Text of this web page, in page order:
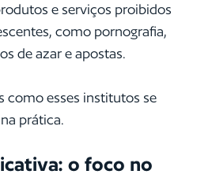
e serviços proibidos
como pornografia,
de azar e apostas.
como esses institutos se
prática.
o foco no